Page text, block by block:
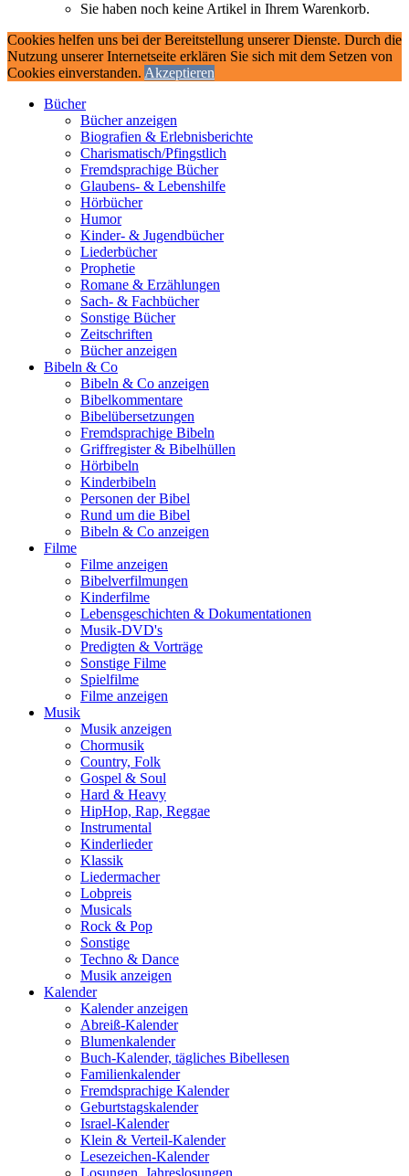
Sie haben noch keine Artikel in Ihrem Warenkorb.
Cookies helfen uns bei der Bereitstellung unserer Dienste. Durch die
Nutzung unserer Internetseite erklären Sie sich mit dem Setzen von
Cookies einverstanden. Akzeptieren
Bücher
Bücher anzeigen
Biografien & Erlebnisberichte
Charismatisch/Pfingstlich
Fremdsprachige Bücher
Glaubens- & Lebenshilfe
Hörbücher
Humor
Kinder- & Jugendbücher
Liederbücher
Prophetie
Romane & Erzählungen
Sach- & Fachbücher
Sonstige Bücher
Zeitschriften
Bücher anzeigen
Bibeln & Co
Bibeln & Co anzeigen
Bibelkommentare
Bibelübersetzungen
Fremdsprachige Bibeln
Griffregister & Bibelhüllen
Hörbibeln
Kinderbibeln
Personen der Bibel
Rund um die Bibel
Bibeln & Co anzeigen
Filme
Filme anzeigen
Bibelverfilmungen
Kinderfilme
Lebensgeschichten & Dokumentationen
Musik-DVD's
Predigten & Vorträge
Sonstige Filme
Spielfilme
Filme anzeigen
Musik
Musik anzeigen
Chormusik
Country, Folk
Gospel & Soul
Hard & Heavy
HipHop, Rap, Reggae
Instrumental
Kinderlieder
Klassik
Liedermacher
Lobpreis
Musicals
Rock & Pop
Sonstige
Techno & Dance
Musik anzeigen
Kalender
Kalender anzeigen
Abreiß-Kalender
Blumenkalender
Buch-Kalender, tägliches Bibellesen
Familienkalender
Fremdsprachige Kalender
Geburtstagskalender
Israel-Kalender
Klein & Verteil-Kalender
Lesezeichen-Kalender
Losungen, Jahreslosungen